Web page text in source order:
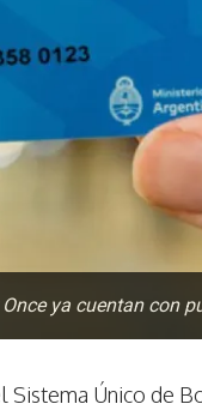
ya cuentan con
Único de